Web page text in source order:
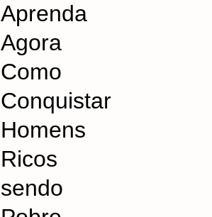
Aprenda
Agora
Como
Conquistar
Homens
Ricos
sendo